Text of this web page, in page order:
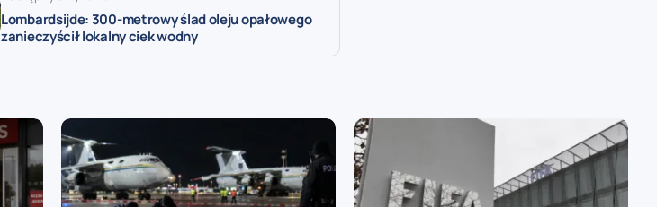
Lombardsijde: 300-metrowy ślad oleju opałowego
zanieczyścił lokalny ciek wodny